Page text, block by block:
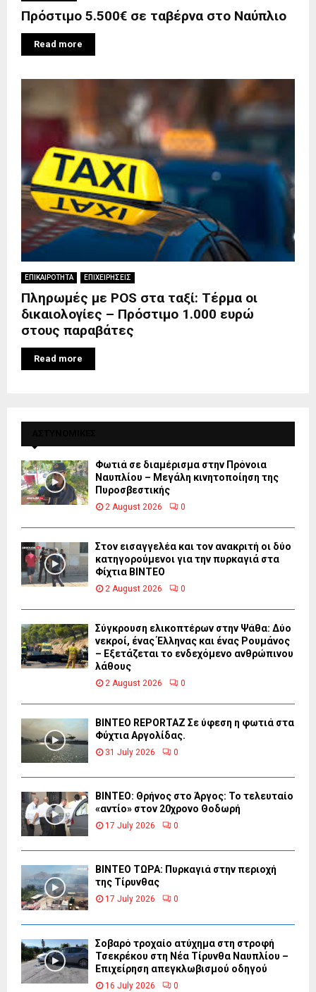
Πρόστιμο 5.500€ σε ταβέρνα στο Ναύπλιο
Read more
ΕΠΙΚΑΙΡΟΤΗΤΑ ΕΠΙΧΕΙΡΗΣΕΙΣ
Πληρωμές με POS στα ταξί: Τέρμα οι
δικαιολογίες – Πρόστιμο 1.000 ευρώ
στους παραβάτες
Read more
Φωτιά σε διαμέρισμα στην Πρόνοια
Ναυπλίου – Μεγάλη κινητοποίηση της
Πυροσβεστικής
2 August 2026 0
Στον εισαγγελέα και τον ανακριτή οι δύο
κατηγορούμενοι για την πυρκαγιά στα
Φίχτια ΒΙΝΤΕΟ
2 August 2026 0
Σύγκρουση ελικοπτέρων στην Ψάθα: Δύο
νεκροί, ένας Έλληνας και ένας Ρουμάνος
– Εξετάζεται το ενδεχόμενο ανθρώπινου
λάθους
2 August 2026 0
BINTEO REPORTAZ Σε ύφεση η φωτιά στα
Φύχτια Αργολίδας.
31 July 2026 0
ΒΙΝΤΕΟ: Θρήνος στο Άργος: Το τελευταίο
«αντίο» στον 20χρονο Θοδωρή
17 July 2026 0
ΒΙΝΤΕΟ ΤΩΡΑ: Πυρκαγιά στην περιοχή
της Τίρυνθας
17 July 2026 0
Σοβαρό τροχαίο ατύχημα στη στροφή
Τσεκρέκου στη Νέα Τίρυνθα Ναυπλίου –
Επιχείρηση απεγκλωβισμού οδηγού
16 July 2026 0